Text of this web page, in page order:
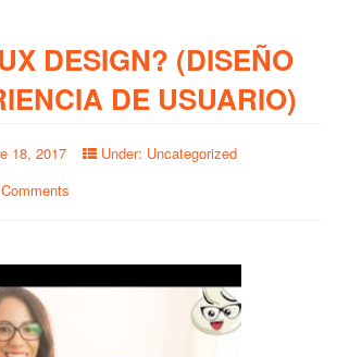
DESIGN? (DISEÑO
DE USUARIO)
18, 2017 Under: Uncategorized